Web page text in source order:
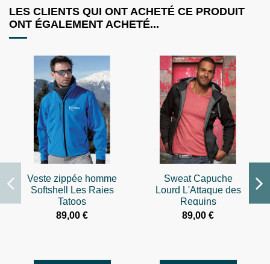
LES CLIENTS QUI ONT ACHETÉ CE PRODUIT
ONT ÉGALEMENT ACHETÉ...
Veste zippée homme
Softshell Les Raies
Tatoos
89,00 €
Sweat Capuche
Lourd L'Attaque des
Requins
89,00 €